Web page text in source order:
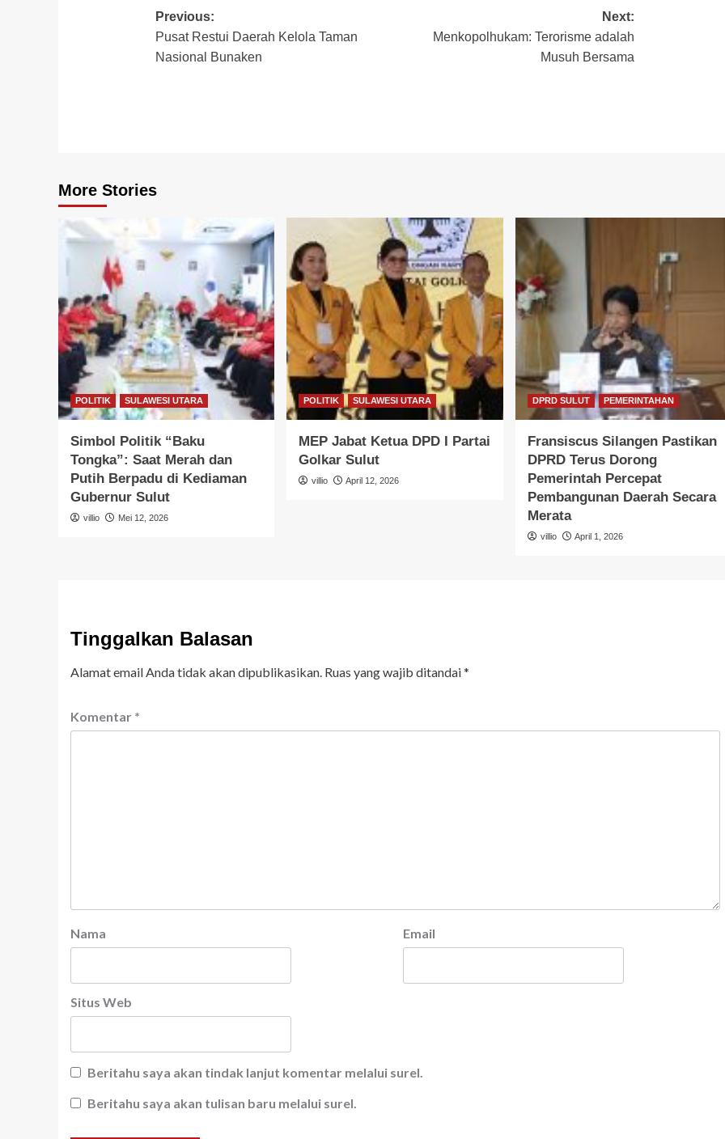
Post
navigation
Previous:
Pusat Restui Daerah Kelola Taman
Nasional Bunaken
Next:
Menkopolhukam: Terorisme adalah
Musuh Bersama
More Stories
POLITIK SULAWESI UTARA
Simbol Politik “Baku
Tongka”: Saat Merah dan
Putih Berpadu di Kediaman
Gubernur Sulut
villio Mei 12, 2026
POLITIK SULAWESI UTARA
MEP Jabat Ketua DPD I Partai
Golkar Sulut
villio April 12, 2026
DPRD SULUT PEMERINTAHAN
Fransiscus Silangen Pastikan
DPRD Terus Dorong
Pemerintah Percepat
Pembangunan Daerah Secara
Merata
villio April 1, 2026
Tinggalkan Balasan
Alamat email Anda tidak akan dipublikasikan. Ruas yang wajib ditandai*
Komentar *
Nama Email
Situs Web
Beritahu saya akan tindak lanjut komentar melalui surel.
Beritahu saya akan tulisan baru melalui surel.